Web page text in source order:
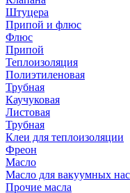
Штуцера
Припой и флюс
Флюс
Припой
Теплоизоляция
Полиэтиленовая
Трубная
Каучуковая
Листовая
Трубная
Клеи для теплоизоляции
Фреон
Масло
Масло для вакуумных
Прочие масла